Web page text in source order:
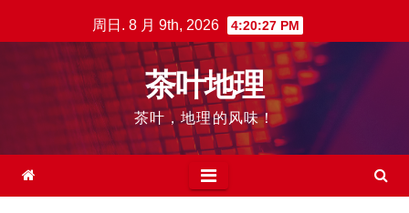
至
周日. 8 月 9th, 2026 4:20:27 PM
茶叶地理
茶叶，地理的风味！